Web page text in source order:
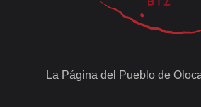
La Página del Pueblo de